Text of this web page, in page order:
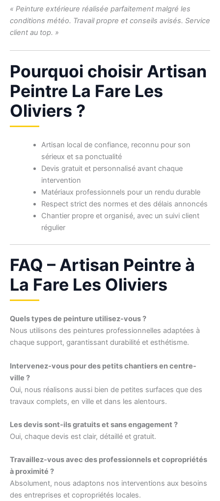
« Peinture extérieure réalisée parfaitement malgré les
conditions météo. Travail propre et conseils avisés. Service
client au top. »
Pourquoi choisir Artisan
Peintre La Fare Les
Oliviers ?
Artisan local de confiance, reconnu pour son
sérieux et sa ponctualité
Devis gratuit et personnalisé avant chaque
intervention
Matériaux professionnels pour un rendu durable
Respect strict des normes et des délais annoncés
Chantier propre et organisé, avec un suivi client
régulier
FAQ – Artisan Peintre à
La Fare Les Oliviers
Quels types de peinture utilisez-vous ?
Nous utilisons des peintures professionnelles adaptées à
chaque support, garantissant durabilité et esthétisme.
Intervenez-vous pour des petits chantiers en centre-
ville ?
Oui, nous réalisons aussi bien de petites surfaces que des
travaux complets, en ville et dans les alentours.
Les devis sont-ils gratuits et sans engagement ?
Oui, chaque devis est clair, détaillé et gratuit.
Travaillez-vous avec des professionnels et copropriétés
à proximité ?
Absolument, nous adaptons nos interventions aux besoins
des entreprises et copropriétés locales.